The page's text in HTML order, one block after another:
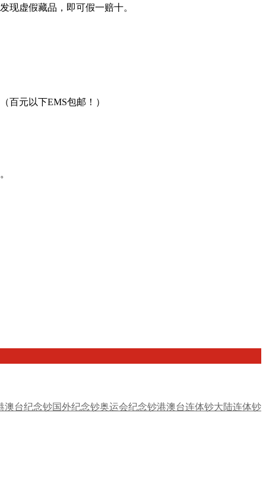
现虚假藏品，即可假一赔十。
百元以下EMS包邮！）
澳台纪念钞国外纪念钞奥运会纪念钞港澳台连体钞大陆连体钞